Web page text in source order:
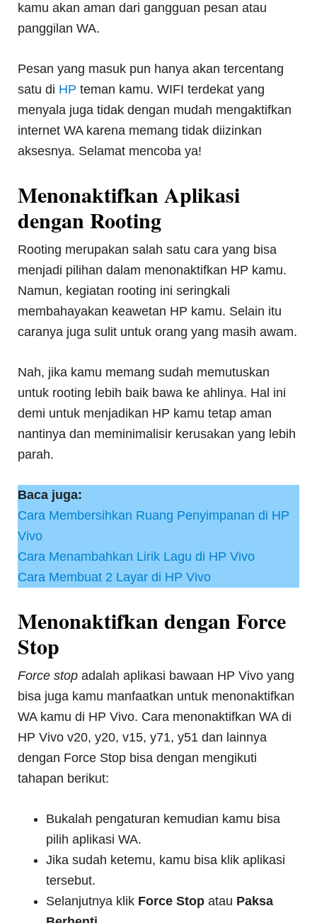
kamu akan aman dari gangguan pesan atau
panggilan WA.
Pesan yang masuk pun hanya akan tercentang
satu di HP teman kamu. WIFI terdekat yang
menyala juga tidak dengan mudah mengaktifkan
internet WA karena memang tidak diizinkan
aksesnya. Selamat mencoba ya!
Menonaktifkan Aplikasi
dengan Rooting
Rooting merupakan salah satu cara yang bisa
menjadi pilihan dalam menonaktifkan HP kamu.
Namun, kegiatan rooting ini seringkali
membahayakan keawetan HP kamu. Selain itu
caranya juga sulit untuk orang yang masih awam.
Nah, jika kamu memang sudah memutuskan
untuk rooting lebih baik bawa ke ahlinya. Hal ini
demi untuk menjadikan HP kamu tetap aman
nantinya dan meminimalisir kerusakan yang lebih
parah.
Baca juga:
Cara Membersihkan Ruang Penyimpanan di HP
Vivo
Cara Menambahkan Lirik Lagu di HP Vivo
Cara Membuat 2 Layar di HP Vivo
Menonaktifkan dengan Force
Stop
Force stop adalah aplikasi bawaan HP Vivo yang
bisa juga kamu manfaatkan untuk menonaktifkan
WA kamu di HP Vivo. Cara menonaktifkan WA di
HP Vivo v20, y20, v15, y71, y51 dan lainnya
dengan Force Stop bisa dengan mengikuti
tahapan berikut:
Bukalah pengaturan kemudian kamu bisa
pilih aplikasi WA.
Jika sudah ketemu, kamu bisa klik aplikasi
tersebut.
Selanjutnya klik Force Stop atau Paksa